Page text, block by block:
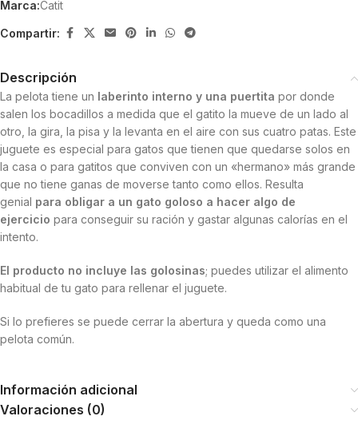
Marca:Catit
Compartir:
Descripción
La pelota tiene un laberinto interno y una puertita por donde
salen los bocadillos a medida que el gatito la mueve de un lado al
otro, la gira, la pisa y la levanta en el aire con sus cuatro patas. Este
juguete es especial para gatos que tienen que quedarse solos en
la casa o para gatitos que conviven con un «hermano» más grande
que no tiene ganas de moverse tanto como ellos. Resulta
genial para obligar a un gato goloso a hacer algo de
ejercicio para conseguir su ración y gastar algunas calorías en el
intento.
El producto no incluye las golosinas; puedes utilizar el alimento
habitual de tu gato para rellenar el juguete.
Si lo prefieres se puede cerrar la abertura y queda como una
pelota común.
Información adicional
Valoraciones (0)